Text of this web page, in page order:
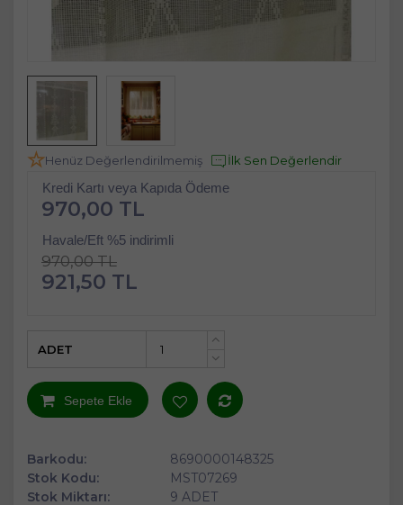
Henüz Değerlendirilmemiş İlk Sen Değerlendir
Kredi Kartı veya Kapıda Ödeme
970,00 TL
Havale/Eft %5 indirimli
970,00 TL
921,50 TL
+
ADET
Sepete Ekle
Barkodu:
8690000148325
Stok Kodu:
MST07269
Stok Miktarı:
9 ADET